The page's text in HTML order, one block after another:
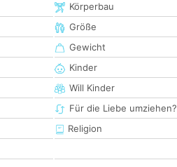
Körperbau
Größe
Gewicht
Kinder
Will Kinder
Für die Liebe umziehen?
Religion